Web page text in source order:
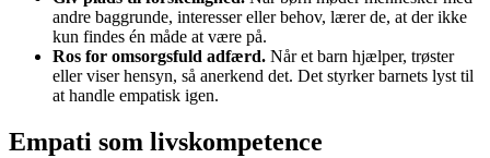
andre baggrunde, interesser eller behov, lærer de, at der ikke
kun findes én måde at være på.
Ros for omsorgsfuld adfærd. Når et barn hjælper, trøster
eller viser hensyn, så anerkend det. Det styrker barnets lyst til
at handle empatisk igen.
Empati som livskompetence